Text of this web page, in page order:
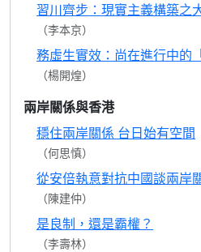
習川齊步：現實主義構築之
（李本京）
務虛生實效：尚在進行中的
（楊開煌）
兩岸關係與香港
穩住兩岸關係 台日始有空間
（何思慎）
從安倍執意對抗中國談兩岸
（陳建仲）
是良制，還是霸權？
（李壽林）